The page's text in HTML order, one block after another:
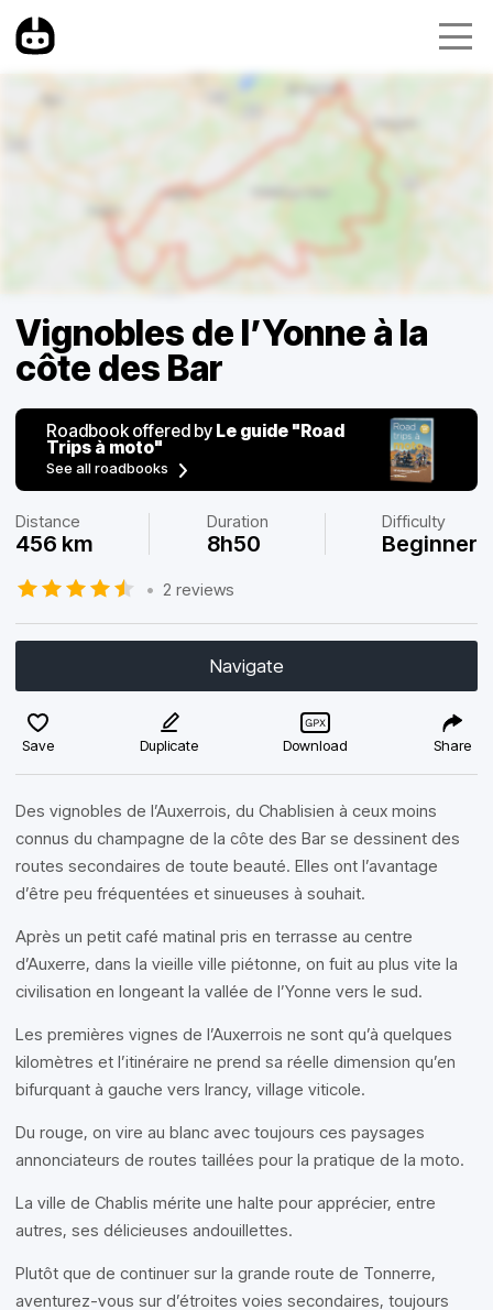
Vignobles de l’Yonne à la
côte des Bar
Roadbook offered by Le guide "Road
Trips à moto"
See all roadbooks
Distance
456 km
Duration
8h50
Difficulty
Beginner
• 2 reviews
Navigate
Save Duplicate Download Share
Des vignobles de l’Auxerrois, du Chablisien à ceux moins
connus du champagne de la côte des Bar se dessinent des
routes secondaires de toute beauté. Elles ont l’avantage
d’être peu fréquentées et sinueuses à souhait.
Après un petit café matinal pris en terrasse au centre
d’Auxerre, dans la vieille ville piétonne, on fuit au plus vite la
civilisation en longeant la vallée de l’Yonne vers le sud.
Les premières vignes de l’Auxerrois ne sont qu’à quelques
kilomètres et l’itinéraire ne prend sa réelle dimension qu’en
bifurquant à gauche vers Irancy, village viticole.
Du rouge, on vire au blanc avec toujours ces paysages
annonciateurs de routes taillées pour la pratique de la moto.
La ville de Chablis mérite une halte pour apprécier, entre
autres, ses délicieuses andouillettes.
Plutôt que de continuer sur la grande route de Tonnerre,
aventurez-vous sur d’étroites voies secondaires, toujours